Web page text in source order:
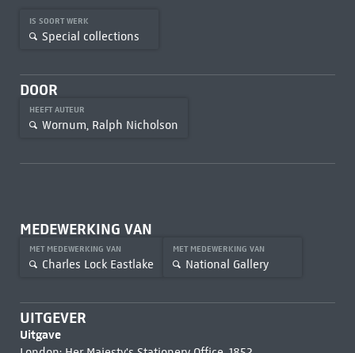
IS SOORT WERK
Special collections
DOOR
HEEFT AUTEUR
Wornum, Ralph Nicholson
MEDEWERKING VAN
MET MEDEWERKING VAN
Charles Lock Eastlake
MET MEDEWERKING VAN
National Gallery
UITGEVER
Uitgave